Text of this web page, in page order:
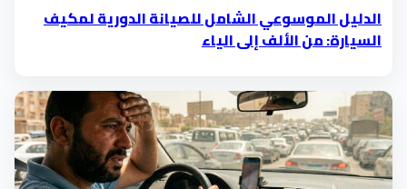
الدليل الموسوعي الشامل للصيانة الدورية لمكيف
السيارة: من الألف إلى الياء